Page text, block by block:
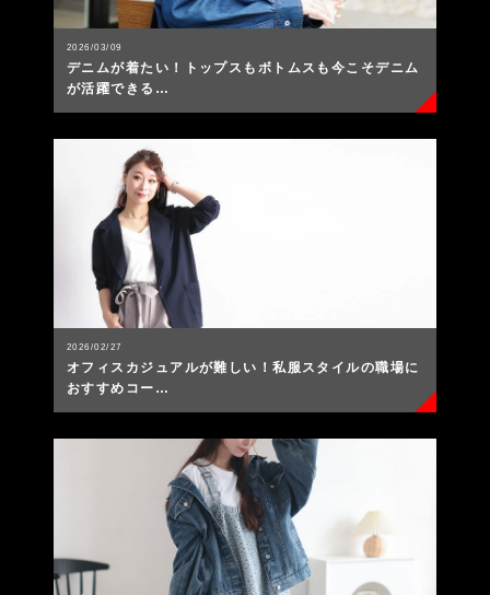
2026/03/09
デニムが着たい！トップスもボトムスも今こそデニム
が活躍できる…
2026/02/27
オフィスカジュアルが難しい！私服スタイルの職場に
おすすめコー…